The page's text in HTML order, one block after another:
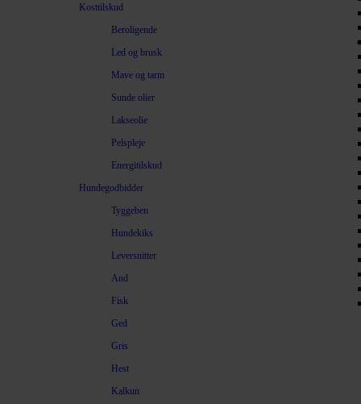
Kosttilskud
Beroligende
Led og brusk
Mave og tarm
Sunde olier
Lakseolie
Pelspleje
Energitilskud
Hundegodbidder
Tyggeben
Hundekiks
Leversnitter
And
Fisk
Ged
Gris
Hest
Kalkun